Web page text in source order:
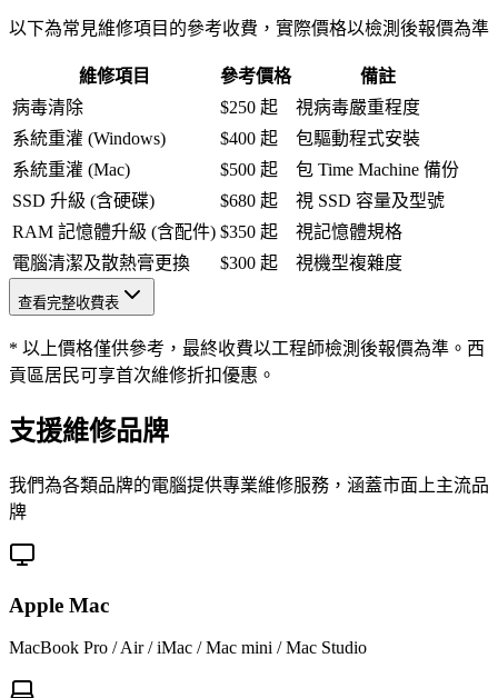
以下為常見維修項目的參考收費，實際價格以檢測後報價為準
維修項目 參考價格
備註
病毒清除
$250 起
視病毒嚴重程度
系統重灌 (Windows)
$400 起
包驅動程式安裝
系統重灌 (Mac)
$500 起
包 Time Machine 備份
SSD 升級 (含硬碟)
$680 起
視 SSD 容量及型號
RAM 記憶體升級 (含配件) $350 起
視記憶體規格
電腦清潔及散熱膏更換
$300 起 視機型複雜度
查看完整收費表
* 以上價格僅供參考，最終收費以工程師檢測後報價為準。西
貢區居民可享首次維修折扣優惠。
支援維修品牌
我們為各類品牌的電腦提供專業維修服務，涵蓋市面上主流品
牌
Apple Mac
MacBook Pro / Air / iMac / Mac mini / Mac Studio